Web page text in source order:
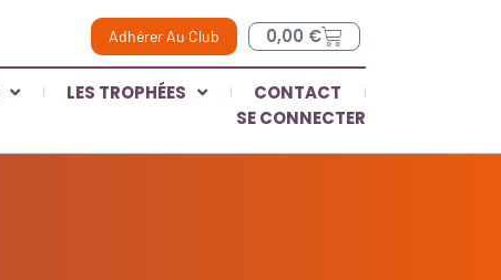
Adhérer Au Club 0,00 €
LES TROPHÉES
CONTACT
SE CONNECTER